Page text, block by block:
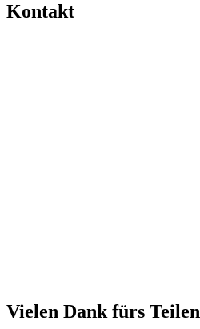
Kontakt
Vielen Dank fürs Teilen